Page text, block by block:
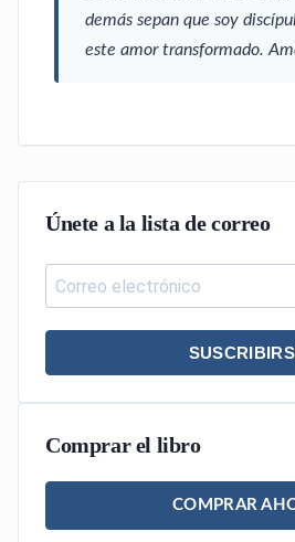
demás sepan que soy
este amor transformado.
Únete a la lista de correo
Comprar el libro
COMPRAR